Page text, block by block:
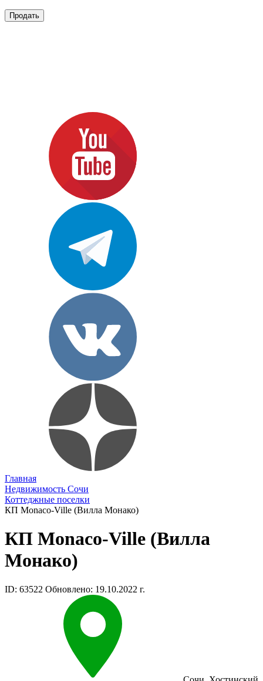
Продать
Главная
Недвижимость Сочи
Коттеджные поселки
КП Monaco-Ville (Вилла Монако)
КП Monaco-Ville (Вилла
Монако)
ID: 63522 Обновлено: 19.10.2022 г.